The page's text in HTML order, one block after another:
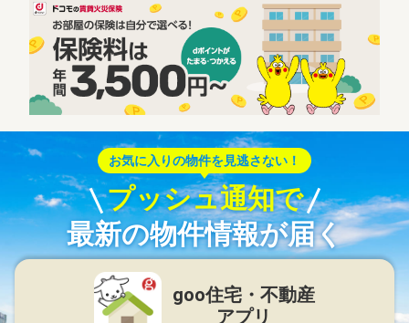
お気に入りの物件を見逃さない！
プッシュ通知で
最新の物件情報が届く
goo住宅・不動産
アプリ